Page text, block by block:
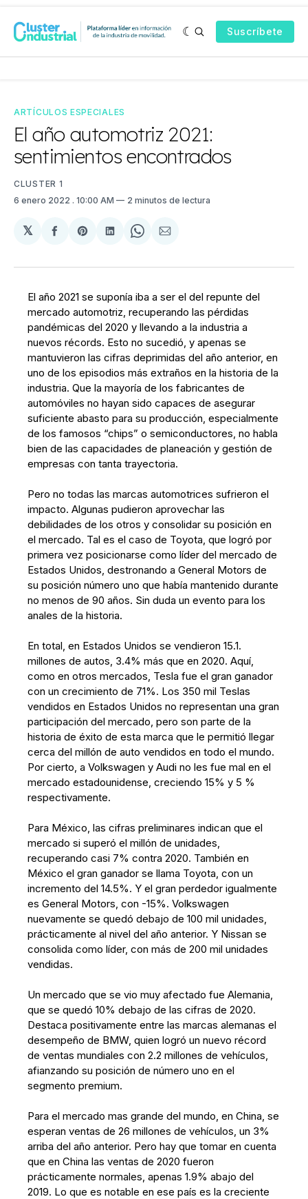
Suscríbete
ARTÍCULOS ESPECIALES
El año automotriz 2021:
sentimientos encontrados
CLUSTER 1
6 enero 2022 . 10:00 AM 2 minutos de lectura
𝕏
Compartir
Facebook
Share
Pinterest
Compartir
LinkedIn
Share
WhatsApp
Compartir
Email
El año 2021 se suponía iba a ser el del repunte del
mercado automotriz, recuperando las pérdidas
pandémicas del 2020 y llevando a la industria a
nuevos récords. Esto no sucedió, y apenas se
mantuvieron las cifras deprimidas del año anterior, en
uno de los episodios más extraños en la historia de la
industria. Que la mayoría de los fabricantes de
automóviles no hayan sido capaces de asegurar
suficiente abasto para su producción, especialmente
de los famosos “chips” o semiconductores, no habla
bien de las capacidades de planeación y gestión de
empresas con tanta trayectoria.
Pero no todas las marcas automotrices sufrieron el
impacto. Algunas pudieron aprovechar las
debilidades de los otros y consolidar su posición en
el mercado. Tal es el caso de Toyota, que logró por
primera vez posicionarse como líder del mercado de
Estados Unidos, destronando a General Motors de
su posición número uno que había mantenido durante
no menos de 90 años. Sin duda un evento para los
anales de la historia.
En total, en Estados Unidos se vendieron 15.1.
millones de autos, 3.4% más que en 2020. Aquí,
como en otros mercados, Tesla fue el gran ganador
con un crecimiento de 71%. Los 350 mil Teslas
vendidos en Estados Unidos no representan una gran
participación del mercado, pero son parte de la
historia de éxito de esta marca que le permitió llegar
cerca del millón de auto vendidos en todo el mundo.
Por cierto, a Volkswagen y Audi no les fue mal en el
mercado estadounidense, creciendo 15% y 5 %
respectivamente.
Para México, las cifras preliminares indican que el
mercado si superó el millón de unidades,
recuperando casi 7% contra 2020. También en
México el gran ganador se llama Toyota, con un
incremento del 14.5%. Y el gran perdedor igualmente
es General Motors, con -15%. Volkswagen
nuevamente se quedó debajo de 100 mil unidades,
prácticamente al nivel del año anterior. Y Nissan se
consolida como líder, con más de 200 mil unidades
vendidas.
Un mercado que se vio muy afectado fue Alemania,
que se quedó 10% debajo de las cifras de 2020.
Destaca positivamente entre las marcas alemanas el
desempeño de BMW, quien logró un nuevo récord
de ventas mundiales con 2.2 millones de vehículos,
afianzando su posición de número uno en el
segmento premium.
Para el mercado mas grande del mundo, en China, se
esperan ventas de 26 millones de vehículos, un 3%
arriba del año anterior. Pero hay que tomar en cuenta
que en China las ventas de 2020 fueron
prácticamente normales, apenas 1.9% abajo del
2019. Lo que es notable en ese país es la creciente